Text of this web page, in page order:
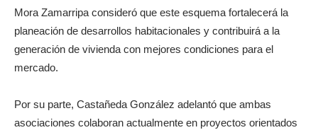
Mora Zamarripa consideró que este esquema fortalecerá la
planeación de desarrollos habitacionales y contribuirá a la
generación de vivienda con mejores condiciones para el
mercado.
Por su parte, Castañeda González adelantó que ambas
asociaciones colaboran actualmente en proyectos orientados